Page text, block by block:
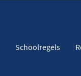
Schoolregels